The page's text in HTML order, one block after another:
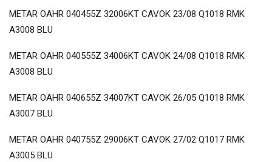
METAR OAHR 040455Z 32006KT CAVOK 23/08 Q1018 RMK
A3008 BLU
METAR OAHR 040555Z 34006KT CAVOK 24/08 Q1018 RMK
A3008 BLU
METAR OAHR 040655Z 34007KT CAVOK 26/05 Q1018 RMK
A3007 BLU
METAR OAHR 040755Z 29006KT CAVOK 27/02 Q1017 RMK
A3005 BLU